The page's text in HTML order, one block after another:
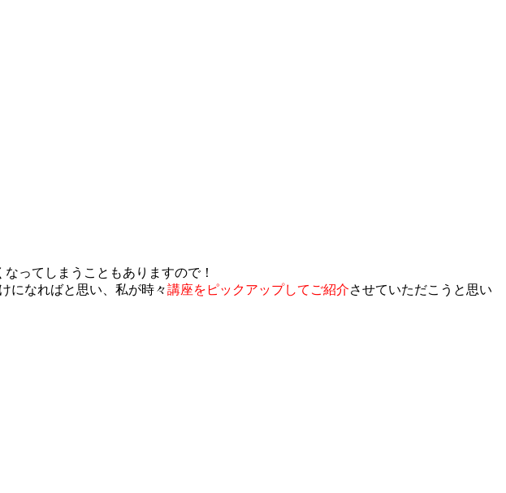
ってしまうこともありますので！
になればと思い、私が時々講座をピックアップしてご紹介させていただこうと思い